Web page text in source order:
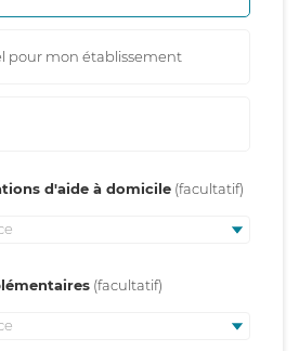
pour mon établissement
d'aide à domicile